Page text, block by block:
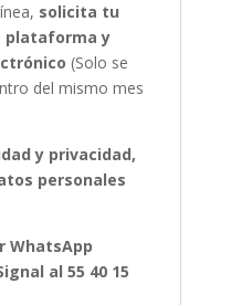
solicita tu
plataforma y
(Solo se
del mismo mes
y privacidad,
personales
WhatsApp
al 55 40 15